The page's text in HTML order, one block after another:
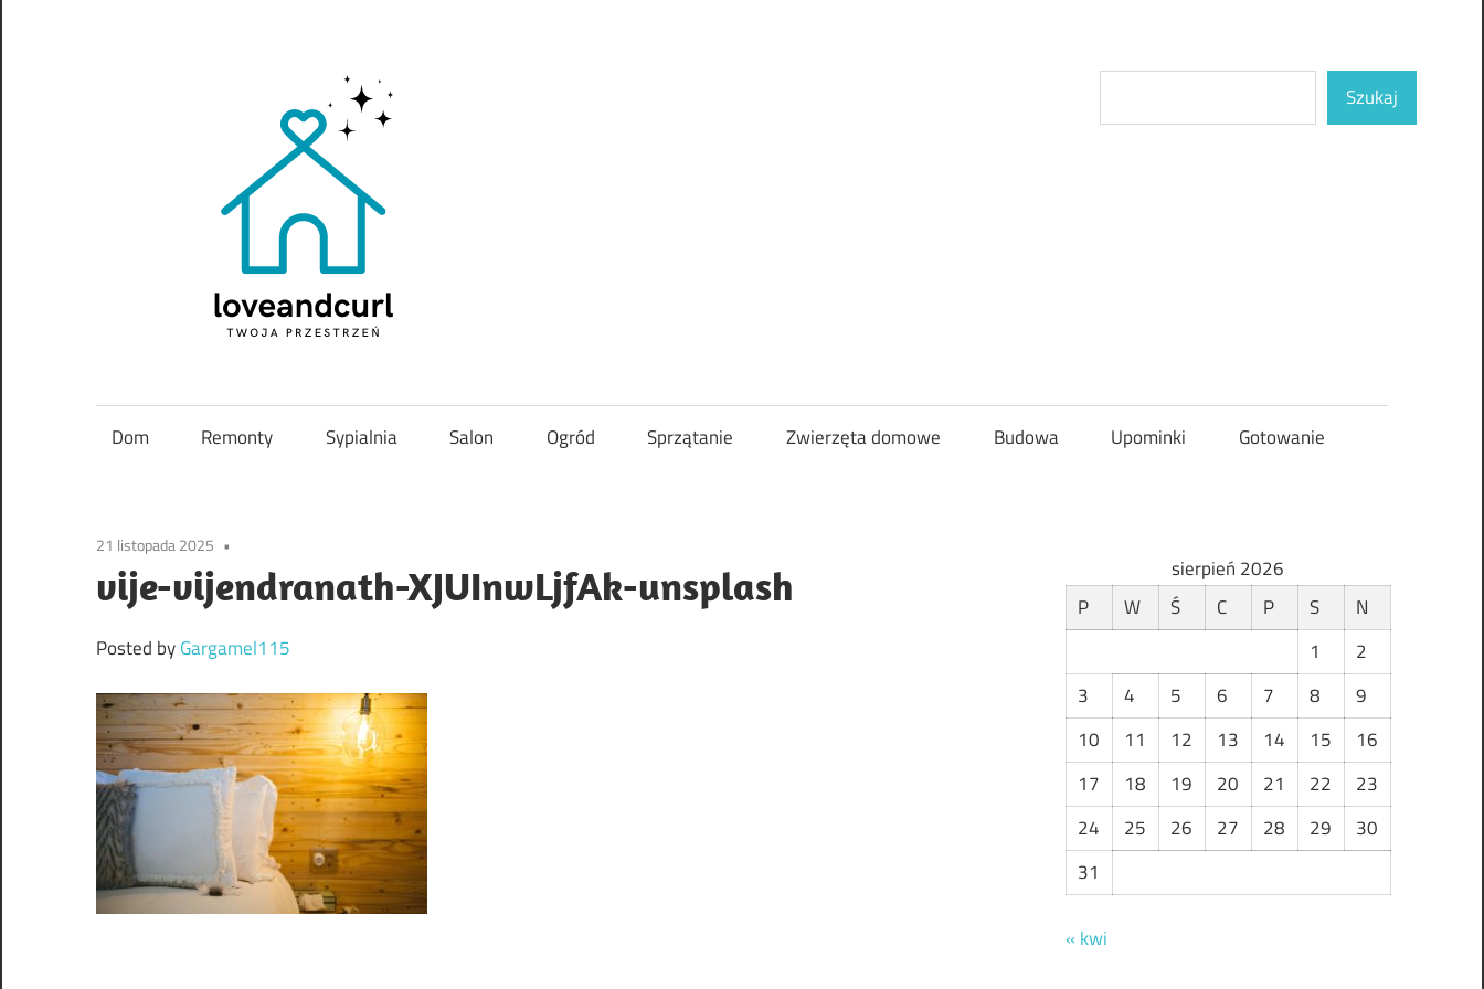
Szukaj
Dom Remonty Sypialnia Salon Ogród Sprzątanie Zwierzęta domowe Budowa Upominki Gotowanie
21 listopada 2025
vije-vijendranath-XJUInwLjfAk-unsplash
Posted byGargamel115
sierpień 2026
P
W Ś C P S
N
1
2
3
4 5 6 7 8
9
10
11 12 13 14 15
16
17
18 19 20 21 22
23
24
25 26 27 28 29
30
31
« kwi